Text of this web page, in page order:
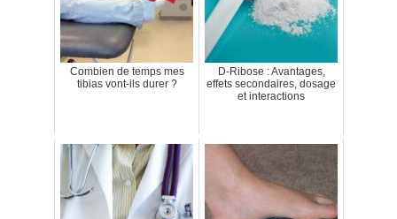
Combien de temps mes
tibias vont-ils durer ?
D-Ribose : Avantages,
effets secondaires, dosage
et interactions